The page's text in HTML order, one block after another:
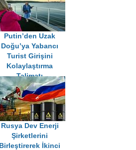
Putin’den Uzak
Doğu’ya Yabancı
Turist Girişini
Kolaylaştırma
Talimatı
Rusya Dev Enerji
Şirketlerini
Birleştirerek İkinci